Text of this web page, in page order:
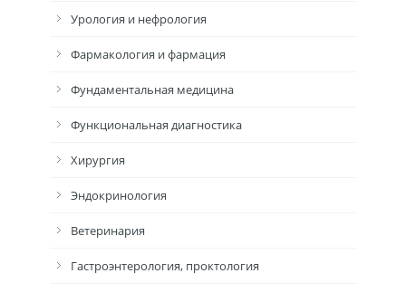
Урология и нефрология
Фармакология и фармация
Фундаментальная медицина
Функциональная диагностика
Хирургия
Эндокринология
Ветеринария
Гастроэнтерология, проктология